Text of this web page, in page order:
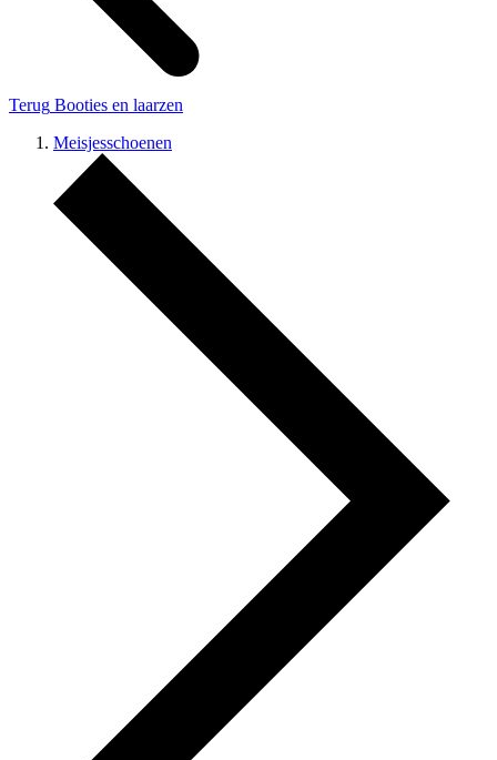
Terug Booties en laarzen
Meisjesschoenen